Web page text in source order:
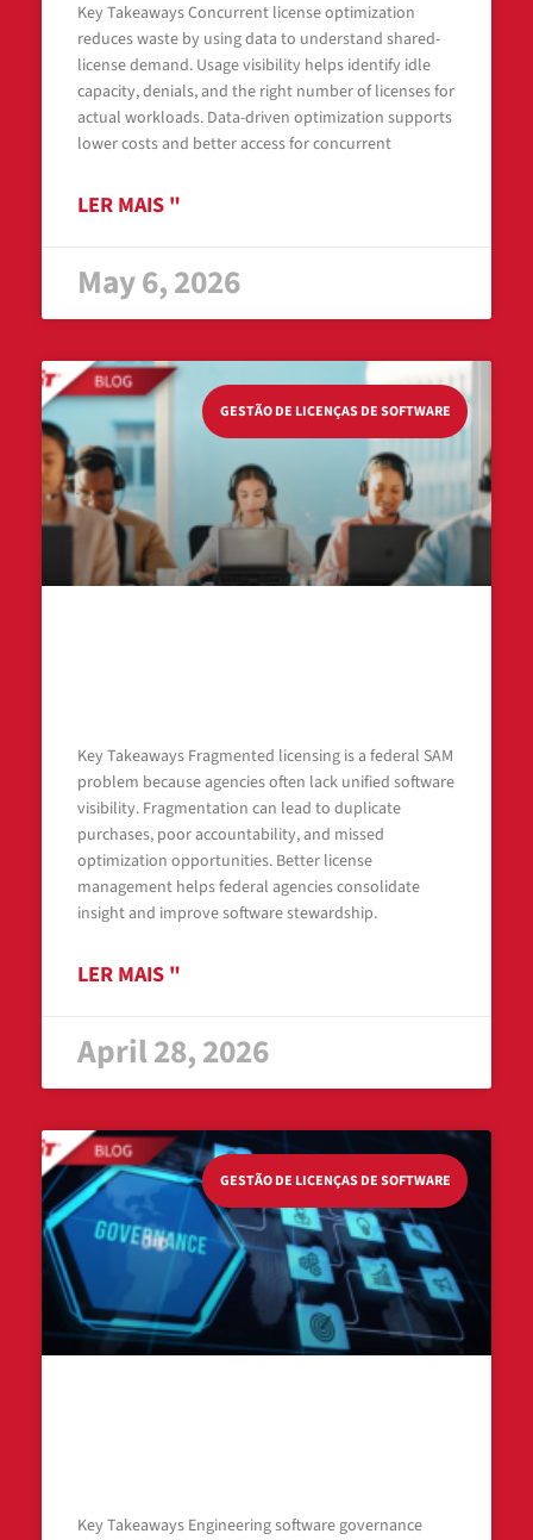
Key Takeaways Concurrent license optimization
reduces waste by using data to understand shared-
license demand. Usage visibility helps identify idle
capacity, denials, and the right number of licenses for
actual workloads. Data-driven optimization supports
lower costs and better access for concurrent
LER MAIS "
May 6, 2026
GESTÃO DE LICENÇAS DE SOFTWARE
Key Takeaways Fragmented licensing is a federal SAM
problem because agencies often lack unified software
visibility. Fragmentation can lead to duplicate
purchases, poor accountability, and missed
optimization opportunities. Better license
management helps federal agencies consolidate
insight and improve software stewardship.
LER MAIS "
April 28, 2026
GESTÃO DE LICENÇAS DE SOFTWARE
Key Takeaways Engineering software governance